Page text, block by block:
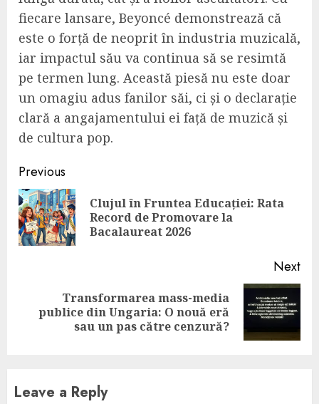
fiecare lansare, Beyoncé demonstrează că
este o forță de neoprit în industria muzicală,
iar impactul său va continua să se resimtă
pe termen lung. Această piesă nu este doar
un omagiu adus fanilor săi, ci și o declarație
clară a angajamentului ei față de muzică și
de cultura pop.
Continue
Reading
Previous
Clujul în Fruntea Educației: Rata
Record de Promovare la
Bacalaureat 2026
Next
Next
Transformarea mass-media
publice din Ungaria: O nouă eră
sau un pas către cenzură?
Leave a Reply